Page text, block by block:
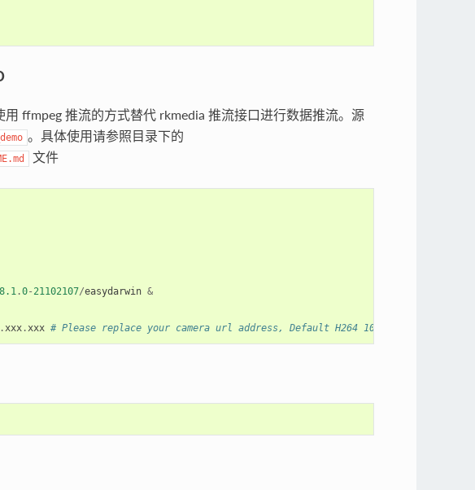
用 ffmpeg 推流的方式替代 rkmedia 推流接口进行数据推流。源
。具体使用请参照目录下的
文件
8.1.0-21102107/easydarwin &
xxx.xxx # Please replace your camera url address, Default H264 1080p 25fps